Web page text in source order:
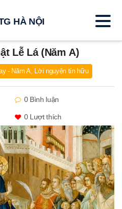
Lễ Lá (Năm A)
- Năm A, Lời nguyện tín hữu
0 Bình luận
0Lượt thích
HÀ NỘI